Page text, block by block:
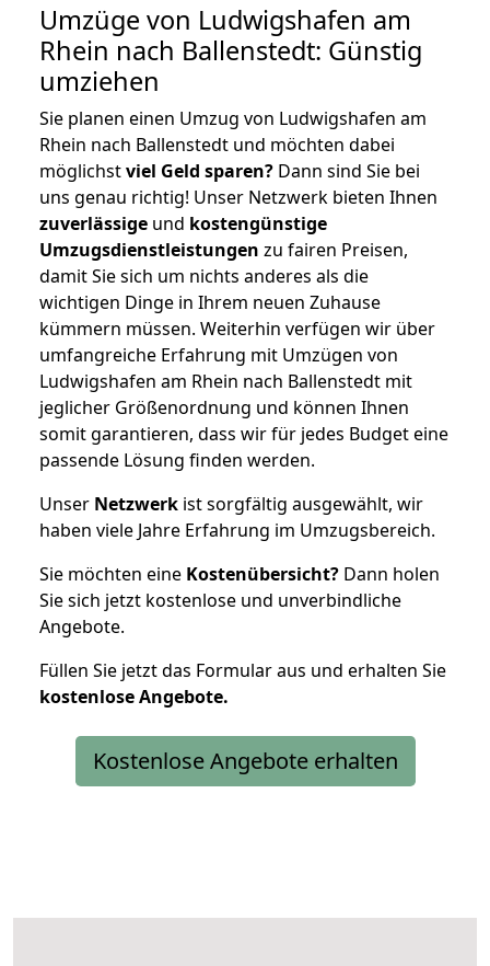
Umzüge von Ludwigshafen am
Rhein nach Ballenstedt: Günstig
umziehen
Sie planen einen Umzug von Ludwigshafen am
Rhein nach Ballenstedt und möchten dabei
möglichstviel Geld sparen? Dann sind Sie bei
uns genau richtig! Unser Netzwerk bieten Ihnen
zuverlässige und kostengünstige
Umzugsdienstleistungen zu fairen Preisen,
damit Sie sich um nichts anderes als die
wichtigen Dinge in Ihrem neuen Zuhause
kümmern müssen. Weiterhin verfügen wir über
umfangreiche Erfahrung mit Umzügen von
Ludwigshafen am Rhein nach Ballenstedt mit
jeglicher Größenordnung und können Ihnen
somit garantieren, dass wir für jedes Budget eine
passende Lösung finden werden.
Unser Netzwerk ist sorgfältig ausgewählt, wir
haben viele Jahre Erfahrung im Umzugsbereich.
Sie möchten eine Kostenübersicht? Dann holen
Sie sich jetzt kostenlose und unverbindliche
Angebote.
Füllen Sie jetzt das Formular aus und erhalten Sie
kostenloseAngebote.
Kostenlose Angebote erhalten